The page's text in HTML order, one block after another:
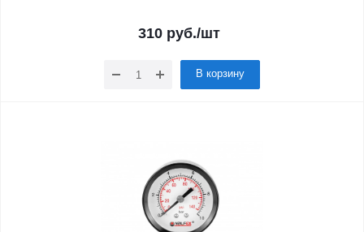
310 руб./шт
В корзину